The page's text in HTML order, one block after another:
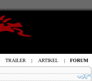
TRAILER | ARTIKEL | FORUM